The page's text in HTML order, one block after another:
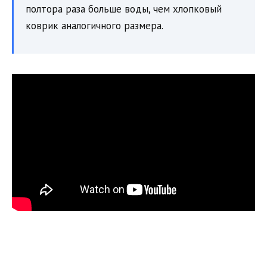
полтора раза больше воды, чем хлопковый
коврик аналогичного размера.